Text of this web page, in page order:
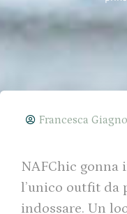
Francesca
NAFChic gonna
l’unico outfit da
indossare. Un